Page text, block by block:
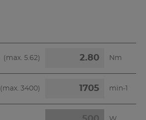
(max. 5.62) Nm
(max. 3400) min-1